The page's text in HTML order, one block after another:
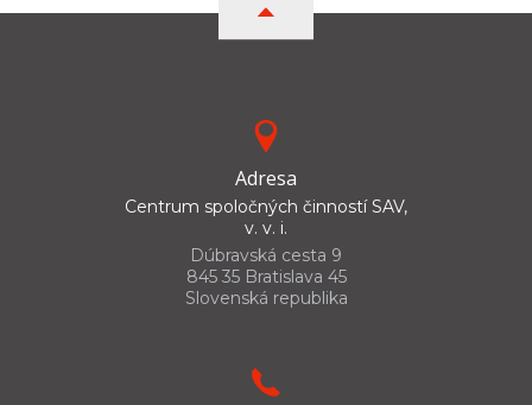
Adresa
Centrum spoločných činností SAV,
v. v. i.
Dúbravská cesta 9
845 35 Bratislava 45
Slovenská republika